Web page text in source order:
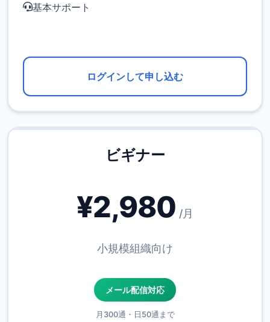
基本サポート
ログインして申し込む
ビギナー
¥2,980 /月
小規模組織向け
メール配信対応
月300通・日50通まで